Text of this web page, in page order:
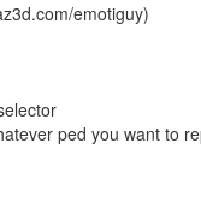
emotiguy)
ped you want to